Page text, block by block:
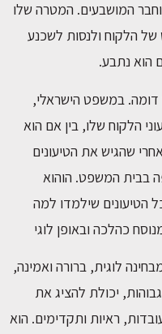
המושבעים. המטרה שלו
הלקוח ולנסות לשכנע
הוא נתבע.
דומה. במשפט הישראלי,
הלקוח שלו, בין אם הוא
שהגיש את הטיעונים
בבית המשפט. הוהוא
הטיעונים שילמדו למה
כהלכה ובאופן לוגי
לוגית, ברורה ואמינה,
יכולת להציג את
ראיות ותקדימים. הוא